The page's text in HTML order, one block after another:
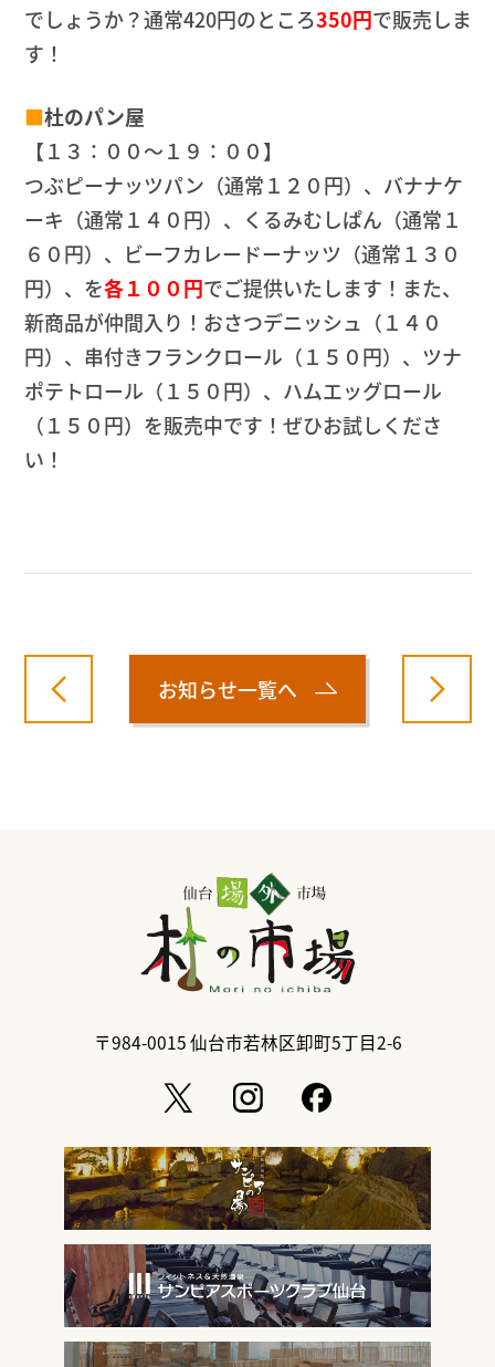
でしょうか？通常420円のところ350円で販売しま
す！
■杜のパン屋
【１３：００～１９：００】
つぶピーナッツパン（通常１２０円）、バナナケ
ーキ（通常１４０円）、くるみむしぱん（通常１
６０円）、ビーフカレードーナッツ（通常１３０
円）、を各１００円でご提供いたします！また、
新商品が仲間入り！おさつデニッシュ（１４０
円）、串付きフランクロール（１５０円）、ツナ
ポテトロール（１５０円）、ハムエッグロール
（１５０円）を販売中です！ぜひお試しくださ
い！
お知らせ一覧へ
〒984-0015仙台市若林区卸町5丁目2-6